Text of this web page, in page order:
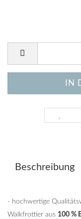
Beschreibung
- hochwertige
Walkfrottier aus 100 %